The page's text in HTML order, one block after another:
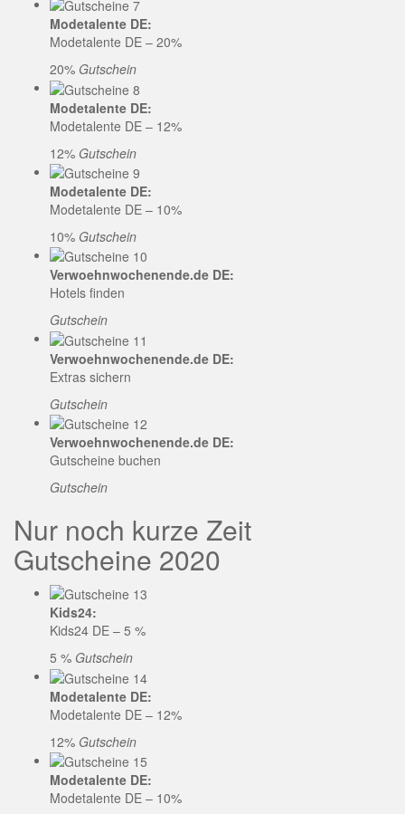
Modetalente DE:
Modetalente DE – 20%
20% Gutschein
Modetalente DE:
Modetalente DE – 12%
12% Gutschein
Modetalente DE:
Modetalente DE – 10%
10% Gutschein
Verwoehnwochenende.de DE:
Hotels finden
Gutschein
Verwoehnwochenende.de DE:
Extras sichern
Gutschein
Verwoehnwochenende.de DE:
Gutscheine buchen
Gutschein
Nur noch kurze Zeit
Gutscheine 2020
Kids24:
Kids24 DE – 5 %
5 % Gutschein
Modetalente DE:
Modetalente DE – 12%
12% Gutschein
Modetalente DE:
Modetalente DE – 10%